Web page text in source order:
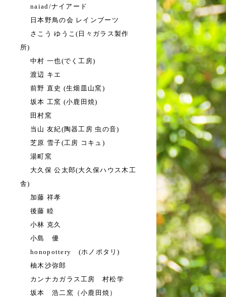
naiad/ナイアード
日本野鳥の会 レインブーツ
さこう ゆうこ(日々ガラス製作
所)
中村 一也(でく工房)
渡辺 キエ
前野 直史 (生畑皿山窯)
坂本 工窯 (小鹿田焼)
田村窯
当山 友紀(陶器工房 虫の音)
芝原 雪子(工房 コキュ)
湯町窯
大久保 公太郎(大久保ハウス木工
舎)
加藤 祥孝
後藤 睦
小林 克久
小島 優
honopottery (ホノポタリ)
柚木沙弥郎
カンナカガラス工房 村松学
坂本 浩二窯（小鹿田焼）